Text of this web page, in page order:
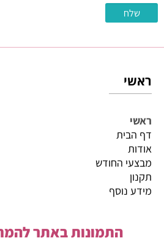
ראשי
ראשי
דף הבית
אודות
מבצעי החודש
תקנון
מידע נוסף
התמונות באתר